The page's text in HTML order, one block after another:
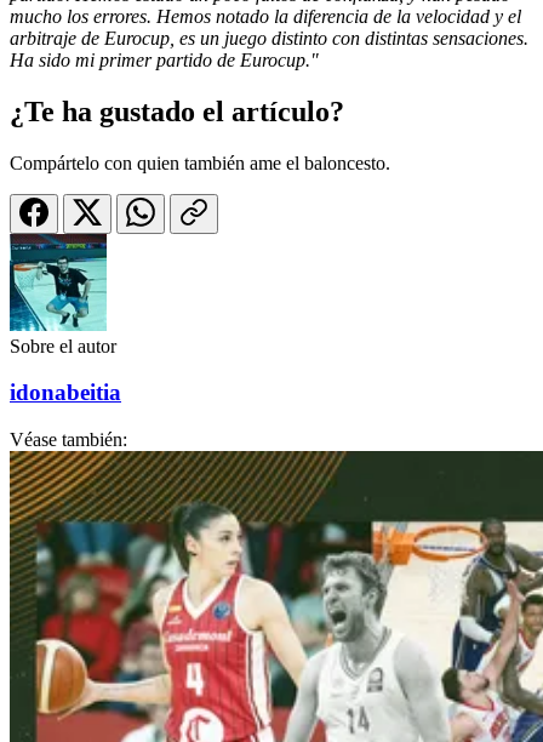
mucho los errores. Hemos notado la diferencia de la velocidad y el
arbitraje de Eurocup, es un juego distinto con distintas sensaciones.
Ha sido mi primer partido de Eurocup."
¿Te ha gustado el artículo?
Compártelo con quien también ame el baloncesto.
Sobre el autor
idonabeitia
Véase también: